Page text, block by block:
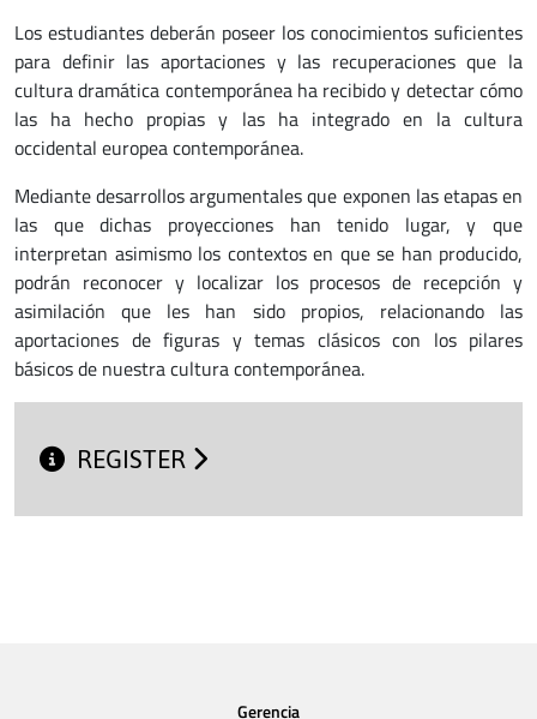
Los estudiantes deberán poseer los conocimientos suficientes
para definir las aportaciones y las recuperaciones que la
cultura dramática contemporánea ha recibido y detectar cómo
las ha hecho propias y las ha integrado en la cultura
occidental europea contemporánea.
Mediante desarrollos argumentales que exponen las etapas en
las que dichas proyecciones han tenido lugar, y que
interpretan asimismo los contextos en que se han producido,
podrán reconocer y localizar los procesos de recepción y
asimilación que les han sido propios, relacionando las
aportaciones de figuras y temas clásicos con los pilares
básicos de nuestra cultura contemporánea.
REGISTER
Gerencia